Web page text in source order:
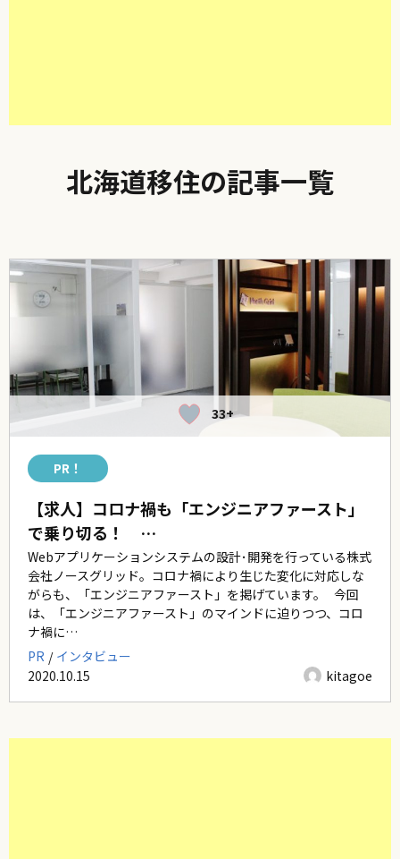
北海道移住の記事一覧
33+
PR！
【求人】コロナ禍も「エンジニアファースト」
で乗り切る！ …
Webアプリケーションシステムの設計･開発を行っている株式
会社ノースグリッド。コロナ禍により生じた変化に対応しな
がらも、「エンジニアファースト」を掲げています。 今回
は、「エンジニアファースト」のマインドに迫りつつ、コロ
ナ禍に…
PR
インタビュー
2020.10.15
kitagoe